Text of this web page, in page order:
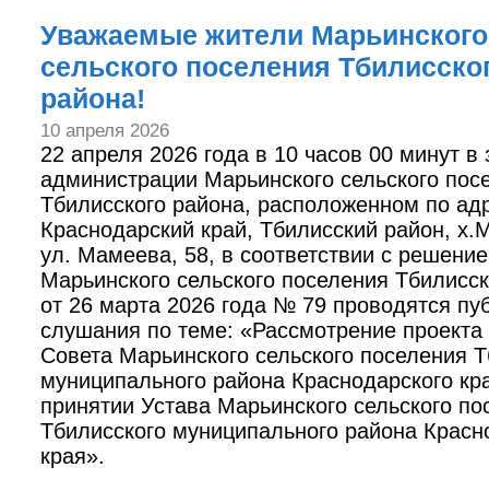
Уважаемые жители Марьинского
сельского поселения
района!
10 апреля 2026
22 апреля 2026 года в 10 часов 00 минут в
администрации Марьинского сельского
Тбилисского района, расположенном по
Краснодарский край, Тбилисский район,
ул. Мамеева, 58, в соответствии с
Марьинского сельского поселения
от 26 марта 2026 года № 79 проводятся
слушания по теме: «Рассмотрение
Совета Марьинского сельского поселения
муниципального района Краснодарского
принятии Устава Марьинского сельского
Тбилисского муниципального района
края».